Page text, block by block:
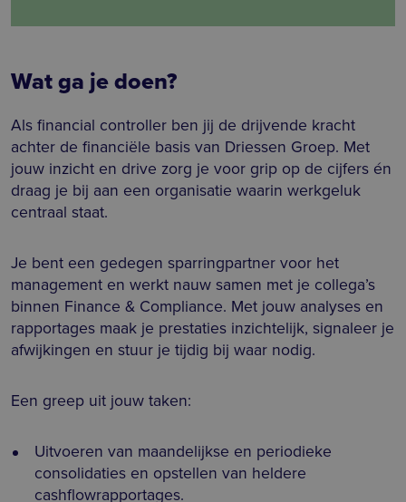
Wat ga je doen?
Als financial controller ben jij de drijvende kracht
achter de financiële basis van Driessen Groep. Met
jouw inzicht en drive zorg je voor grip op de cijfers én
draag je bij aan een organisatie waarin werkgeluk
centraal staat.
Je bent een gedegen sparringpartner voor het
management en werkt nauw samen met je collega’s
binnen Finance & Compliance. Met jouw analyses en
rapportages maak je prestaties inzichtelijk, signaleer je
afwijkingen en stuur je tijdig bij waar nodig.
Een greep uit jouw taken:
Uitvoeren van maandelijkse en periodieke
consolidaties en opstellen van heldere
cashflowrapportages.